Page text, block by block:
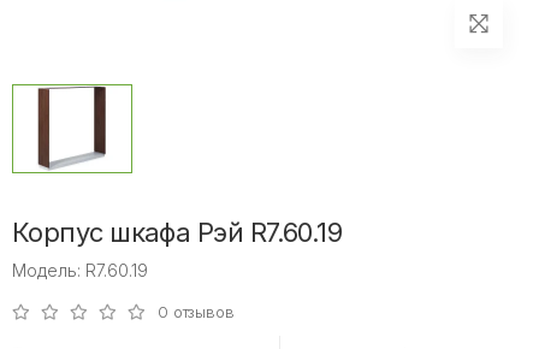
Корпус шкафа Рэй R7.60.19
Модель: R7.60.19
0 отзывов